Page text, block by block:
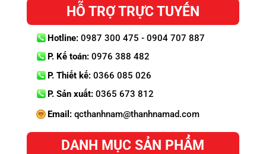
HỖ TRỢ TRỰC TUYẾN
Hotline:0987 300 475 - 0904 707 887
P. Kế toán:0976 388 482
P. Thiết kế:0366 085 026
P. Sản xuất:0365 673 812
Email:qcthanhnam@thanhnamad.com
DANH MỤC SẢN PHẨM